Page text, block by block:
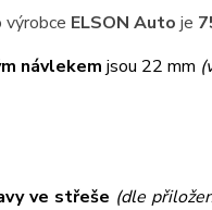
výrobce ELSON Auto je
návlekem jsou 22 mm
ve střeše (dle